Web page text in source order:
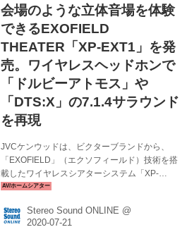
ンターの看板技術である「シネマDSP」を応用
した「3D サウンドフィールド」機能や7つの
「サ...
会場のような立体音場を体験
できるEXOFIELD
THEATER「XP-EXT1」を発
売。ワイヤレスヘッドホンで
「ドルビーアトモス」や
「DTS:X」の7.1.4サラウンド
を再現
JVCケンウッドは、ビクターブランドから、
「EXOFIELD」（エクソフィールド）技術を搭
載したワイヤレスシアターシステム「XP-
EXT1」を8月上旬に発売する。市場想定価格は
は同社独自の頭外定位音場処理技術で、ヘッド
ホン試聴時にもスピーカーで聴いているかのよ
Stereo Sound ONLINE @